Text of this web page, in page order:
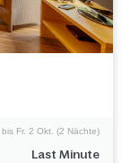
Last Minute
Fr. 2 Okt. (2 Nächte)